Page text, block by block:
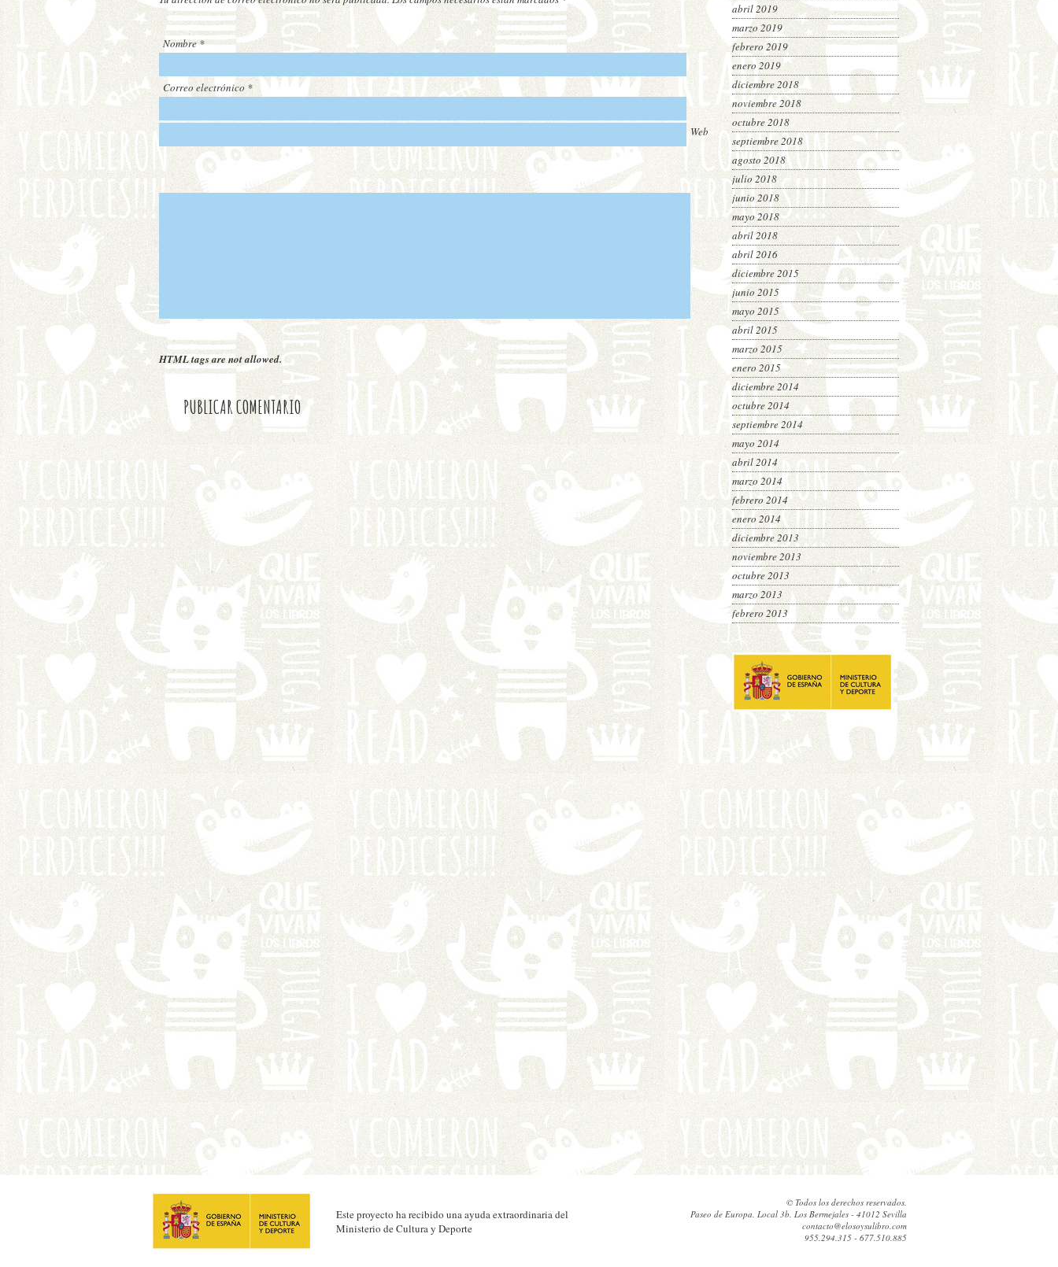
Nombre*
Correo electrónico *
Web
HTML tags are not allowed.
abril 2019
marzo 2019
febrero 2019
enero 2019
diciembre 2018
noviembre 2018
octubre 2018
septiembre 2018
agosto 2018
julio 2018
junio 2018
mayo 2018
abril 2018
abril 2016
diciembre 2015
junio 2015
mayo 2015
abril 2015
marzo 2015
enero 2015
diciembre 2014
octubre 2014
septiembre 2014
mayo 2014
abril 2014
marzo 2014
febrero 2014
enero 2014
diciembre 2013
noviembre 2013
octubre 2013
marzo 2013
febrero 2013
Este proyecto ha recibido una ayuda extraordinaria del
Ministerio de Cultura y Deporte
© Todos los derechos reservados.
Paseo de Europa. Local 3b. Los Bermejales - 41012 Sevilla
contacto@elosoysulibro.com
955.294.315 - 677.510.885